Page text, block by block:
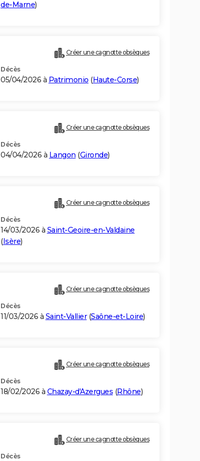
de-Marne)
Créer une cagnotte obsèques
Décès
05/04/2026 à Patrimonio (Haute-Corse)
Créer une cagnotte obsèques
Décès
04/04/2026 à Langon (Gironde)
Créer une cagnotte obsèques
Décès
14/03/2026 à Saint-Geoire-en-Valdaine
(Isère)
Créer une cagnotte obsèques
Décès
11/03/2026 à Saint-Vallier(Saône-et-Loire)
Créer une cagnotte obsèques
Décès
18/02/2026 à Chazay-d'Azergues (Rhône)
Créer une cagnotte obsèques
Décès